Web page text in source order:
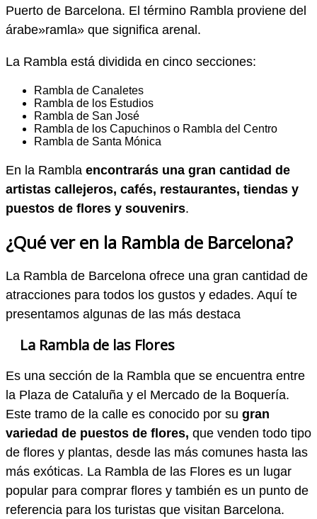
Puerto de Barcelona. El término Rambla proviene del
árabe»ramla» que significa arenal.
La Rambla está dividida en cinco secciones:
Rambla de Canaletes
Rambla de los Estudios
Rambla de San José
Rambla de los Capuchinos o Rambla del Centro
Rambla de Santa Mónica
En la Rambla encontrarás una gran cantidad de
artistas callejeros, cafés, restaurantes, tiendas y
puestos de flores y souvenirs.
¿Qué ver en la Rambla de Barcelona?
La Rambla de Barcelona ofrece una gran cantidad de
atracciones para todos los gustos y edades. Aquí te
presentamos algunas de las más destaca
La Rambla de las Flores
Es una sección de la Rambla que se encuentra entre
la Plaza de Cataluña y el Mercado de la Boquería.
Este tramo de la calle es conocido por su gran
variedad de puestos de flores, que venden todo tipo
de flores y plantas, desde las más comunes hasta las
más exóticas. La Rambla de las Flores es un lugar
popular para comprar flores y también es un punto de
referencia para los turistas que visitan Barcelona.